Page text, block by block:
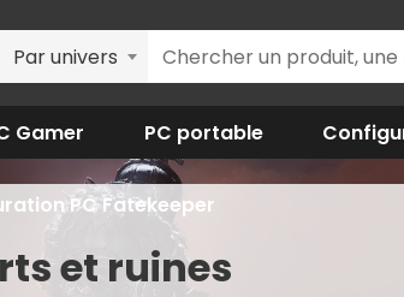
Par univers
Gamer PC portable
PC Fatekeeper
et ruines